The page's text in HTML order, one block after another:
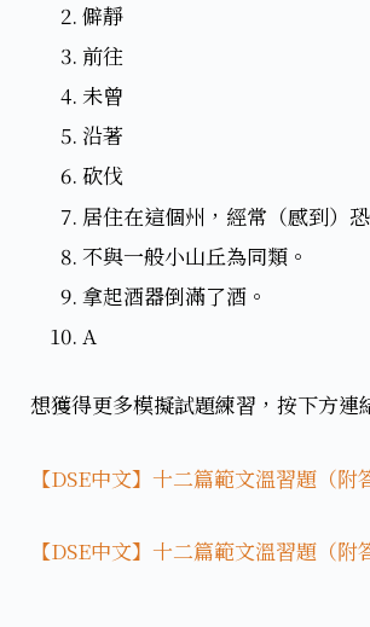
僻靜
前往
未曾
沿著
砍伐
居住在這個州，經常（感到）
不與一般小山丘為同類。
拿起酒器倒滿了酒。
A
想獲得更多模擬試題練習，按下方連
【DSE中文】十二篇範文溫習題（附
【DSE中文】十二篇範文溫習題（附